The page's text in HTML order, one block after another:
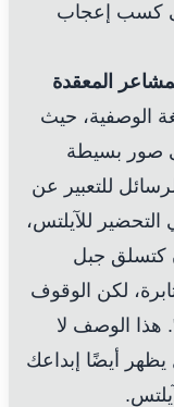
كسب إعجاب
المعقدة
الوصفية، حيث
صور بسيطة
للتعبير عن
للآيلتس،
كتسلق جبل
لكن الوقوف
هذا الوصف لا
أيضًا إبداعك